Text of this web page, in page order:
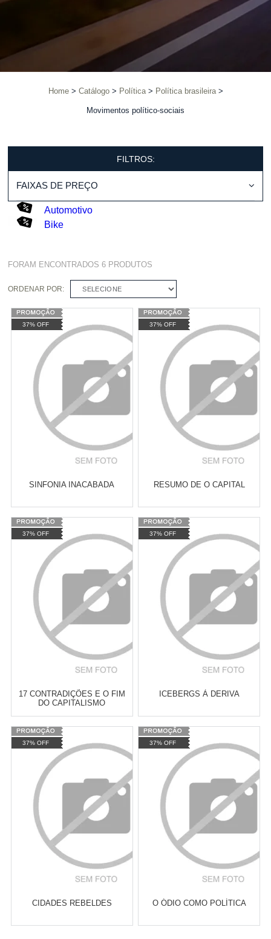
Home Catálogo Política Política brasileira
Movimentos político-sociais
FILTROS:
FAIXAS DE PREÇO
Automotivo
Bike
FORAM ENCONTRADOS6 PRODUTOS
ORDENAR POR: SELECIONE
37% OFF
SINFONIA INACABADA
Varejo:
Atacado: R$ 2.550,90 (Apenas
Revendedor)
10 x
MOVIMENTOS POLÍTICO-
SOCIAIS
COMPRAR
37% OFF
RESUMO DE O CAPITAL
Varejo:
Atacado: R$ 2.550,90 (Apenas
Revendedor)
10
MOVIMENTOS POLÍTICO-
SOCIAIS
COMPRAR
37% OFF
17 CONTRADIÇÕES E O FIM
DO CAPITALISMO
Varejo:
Atacado: R$ 2.550,90 (Apenas
Revendedor)
10 x
ANTIRRACISMO E QUESTÃO
RACIAL
COMPRAR
37% OFF
ICEBERGS À DERIVA
Varejo:
Atacado: R$ 2.550,90 (Apenas
Revendedor)
10
MOVIMENTOS POLÍTICO-
SOCIAIS
COMPRAR
37% OFF
CIDADES REBELDES
37% OFF
O ÓDIO COMO POLÍTICA